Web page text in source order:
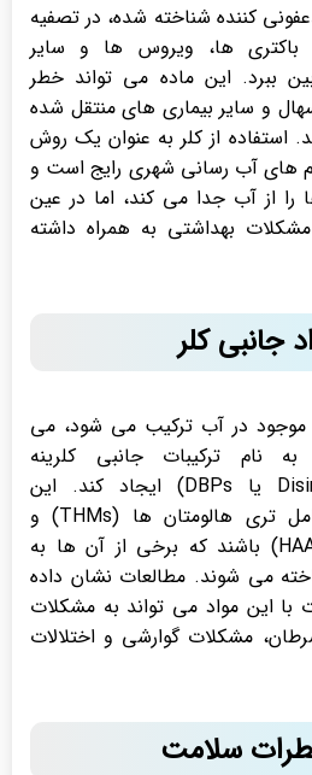
کننده شناخته شده، در تصفیه
ها، ویروس ها و سایر
ببرد. این ماده می تواند خطر
و سایر بیماری های منتقل شده
از کلر به عنوان یک روش
های آب رسانی شهری رایج است و
را از آب جدا می کند، اما در عین
بهداشتی به همراه داشته
جانبی کلر
موجود در آب ترکیب می شود، می
نام ترکیبات جانبی کلرینه
(Disinfection By-products یا DBPs) ایجاد کند. این
ترکیبات ممکن است شامل تری هالومتان ها (THMs) و
هالوآسیاتیک اسیدها (HAAs) باشند که برخی از آن ها به
می شوند. مطالعات نشان داده
این مواد می تواند به مشکلات
مشکلات گوارشی و اختلالات
سلامت